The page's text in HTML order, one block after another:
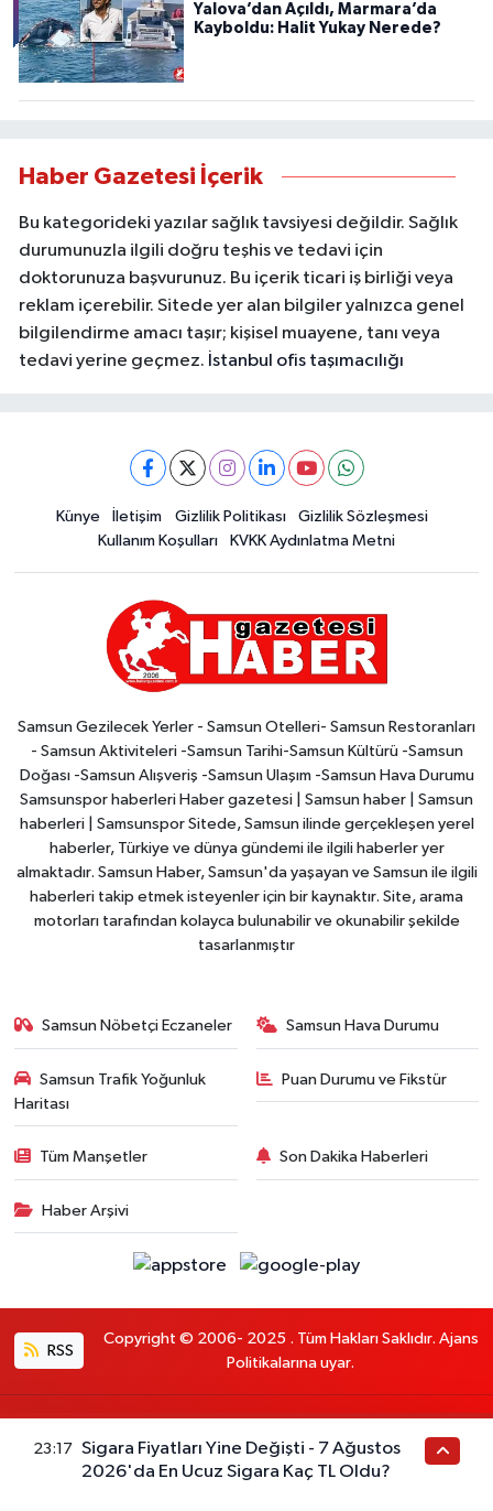
Yalova’dan Açıldı, Marmara’da
Kayboldu: Halit Yukay Nerede?
Haber Gazetesi İçerik
Bu kategorideki yazılar sağlık tavsiyesi değildir. Sağlık
durumunuzla ilgili doğru teşhis ve tedavi için
doktorunuza başvurunuz. Bu içerik ticari iş birliği veya
reklam içerebilir. Sitede yer alan bilgiler yalnızca genel
bilgilendirme amacı taşır; kişisel muayene, tanı veya
tedavi yerine geçmez. İstanbul ofis taşımacılığı
Künye İletişim Gizlilik Politikası
Gizlilik Sözleşmesi
Kullanım Koşulları
KVKK Aydınlatma Metni
Samsun Gezilecek Yerler - Samsun Otelleri- Samsun Restoranları
- Samsun Aktiviteleri -Samsun Tarihi-Samsun Kültürü -Samsun
Doğası -Samsun Alışveriş -Samsun Ulaşım -Samsun Hava Durumu
Samsunspor haberleri Haber gazetesi | Samsun haber | Samsun
haberleri | Samsunspor Sitede, Samsun ilinde gerçekleşen yerel
haberler, Türkiye ve dünya gündemi ile ilgili haberler yer
almaktadır. Samsun Haber, Samsun'da yaşayan ve Samsun ile ilgili
haberleri takip etmek isteyenler için bir kaynaktır. Site, arama
motorları tarafından kolayca bulunabilir ve okunabilir şekilde
tasarlanmıştır
Samsun Nöbetçi Eczaneler Samsun Hava Durumu
Samsun Trafik Yoğunluk
Haritası
Puan Durumu ve Fikstür
Tüm Manşetler Son Dakika Haberleri
Haber Arşivi
RSS
Copyright © 2006- 2025 . Tüm Hakları Saklıdır. Ajans
Politikalarına uyar.
En iyi site deneyimi sağlamak için çerezlerden
23:17 Sigara Fiyatları Yine Değişti - 7 Ağustos
2026'da En Ucuz Sigara Kaç TL Oldu?